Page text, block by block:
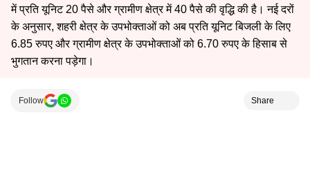
में प्रति यूनिट 20 पैसे और ग्रामीण क्षेत्र में 40 पैसे की वृद्धि की है। नई दरों
के अनुसार, शहरी क्षेत्र के उपभोक्ताओं को अब प्रति यूनिट बिजली के लिए
6.85 रुपए और ग्रामीण क्षेत्र के उपभोक्ताओं को 6.70 रुपए के हिसाब से
भुगतान करना पड़ेगा।
Follow Share